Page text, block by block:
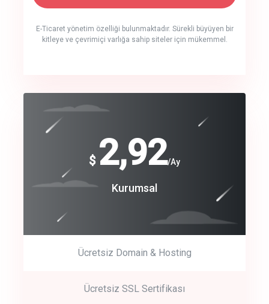
E-Ticaret yönetim özelliği bulunmaktadır. Sürekli büyüyen bir
kitleye ve çevrimiçi varlığa sahip siteler için mükemmel.
crm auto cync
track energy costs
Get Started
Start by trying our service for 30 days free trial no credit card
$ 2,92/Ay
Kurumsal
Ücretsiz Domain & Hosting
Ücretsiz SSL Sertifikası
$
240
Coroprate